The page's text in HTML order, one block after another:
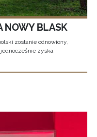
NOWY BLASK
zostanie odnowiony,
zyska